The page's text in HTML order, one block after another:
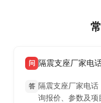
问 隔震支座厂家电
答 隔震支座厂家电话
询报价、参数及项